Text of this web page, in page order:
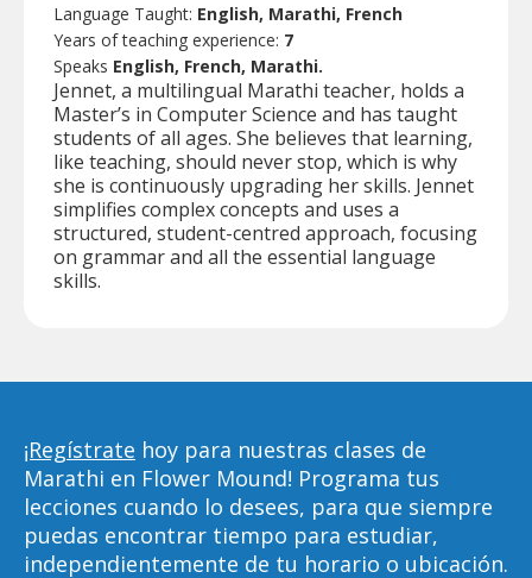
Language Taught: English, Marathi, French
Years of teaching experience: 7
Speaks English, French, Marathi.
Jennet, a multilingual Marathi teacher, holds a
Master’s in Computer Science and has taught
students of all ages. She believes that learning,
like teaching, should never stop, which is why
she is continuously upgrading her skills. Jennet
simplifies complex concepts and uses a
structured, student-centred approach, focusing
on grammar and all the essential language
skills.
¡Regístrate hoy para nuestras clases de
Marathi en Flower Mound! Programa tus
lecciones cuando lo desees, para que siempre
puedas encontrar tiempo para estudiar,
independientemente de tu horario o ubicación.